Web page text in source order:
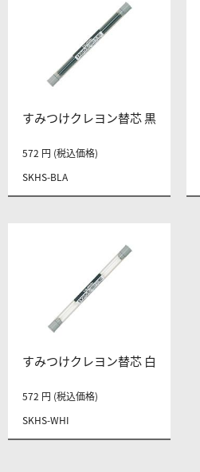
すみつけクレヨン替芯 黒
SKHS-BLA
572 円 (税込価格)
すみつけクレヨン替芯 白
SKHS-WHI
572 円 (税込価格)